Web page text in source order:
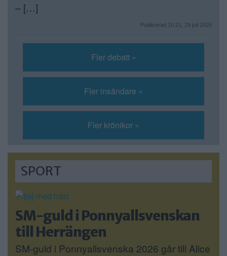
– […]
Publicerad 10:21, 29 juli 2026
Fler debatt »
Fler insändare »
Fler krönikor »
SPORT
SM-guld i Ponnyallsvenskan
till Herrängen
SM-guld i Ponnyallsvenska 2026 går till Alice